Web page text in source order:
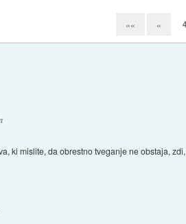
«« «
ki mislite, da obrestno tveganje ne obstaja,